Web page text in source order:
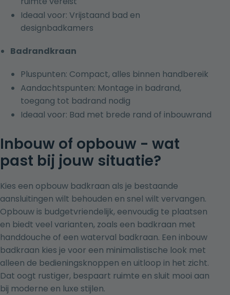
Ideaal voor: Vrijstaand bad en
designbadkamers
Badrandkraan
Pluspunten: Compact, alles binnen handbereik
Aandachtspunten: Montage in badrand,
toegang tot badrand nodig
Ideaal voor: Bad met brede rand of inbouwrand
Inbouw of opbouw - wat
past bij jouw situatie?
Kies een opbouw badkraan als je bestaande
aansluitingen wilt behouden en snel wilt vervangen.
Opbouw is budgetvriendelijk, eenvoudig te plaatsen
en biedt veel varianten, zoals een badkraan met
handdouche of een waterval badkraan. Een inbouw
badkraan kies je voor een minimalistische look met
alleen de bedieningsknoppen en uitloop in het zicht.
Dat oogt rustiger, bespaart ruimte en sluit mooi aan
bij moderne en luxe stijlen.